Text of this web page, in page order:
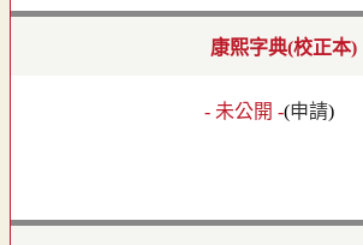
康熙字典(校正本)
- 未公開 -(申請)